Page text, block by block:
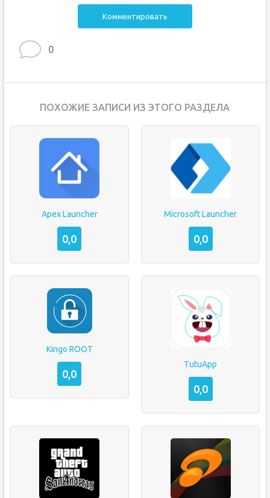
Комментировать
0
ПОХОЖИЕ ЗАПИСИ ИЗ ЭТОГО РАЗДЕЛА
Apex Launcher
0,0
Microsoft Launcher
0,0
Kingo ROOT
0,0
TutuApp
0,0